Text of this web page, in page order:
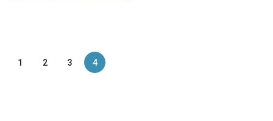
1 2 3 4